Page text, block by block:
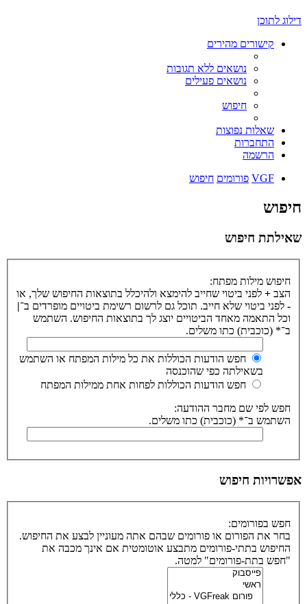
דילוג לתוכן
קישורים מהירים
נושאים ללא תגובות
נושאים פעילים
חיפוש
שאלות נפוצות
התחברות
הרשמה
VGF פורומים חיפוש
חיפוש
שאילתת חיפוש
חיפוש מילות מפתח:
הצב + לפני ביטוי שחייב להימצא ולהיכלל בתוצאות החיפוש שלך, או
- לפני ביטוי שלא חייב. תוכל גם לרשום רשימת ביטויים מופרדים ב־|
וכל התאמה מאחד הביטויים יוצג לך בתוצאות החיפוש. השתמש
ב־* (כוכבית) כתו משלים.
חפש הודעות הכוללות את כל מילות המפתח או השתמש
בשאילתה כפי שהוכנסה
חפש הודעות הכוללות לפחות אחת ממילות המפתח
חפש לפי שם מחבר ההודעה:
השתמש ב־* (כוכבית) כתו משלים.
אפשרויות חיפוש
חפש בפורומים:
בחר את הפורום או פורומים שבהם אתה מעוניין לבצע את החיפוש.
החיפוש בתתי-פורומים מתבצע אוטומטית אם אינך מכבה את
"חפש בתת-פורומים" למטה.